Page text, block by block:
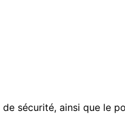
sécurité, ainsi que le